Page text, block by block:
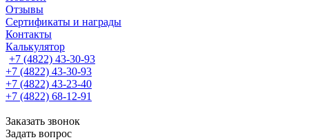
Отзывы
Сертификаты и награды
Контакты
Калькулятор
+7 (4822) 43-30-93
+7 (4822) 43-30-93
+7 (4822) 43-23-40
+7 (4822) 68-12-91
Заказать звонок
Задать вопрос